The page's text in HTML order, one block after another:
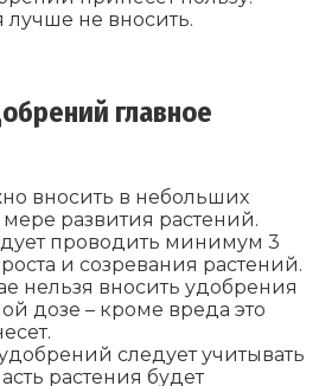
не вносить.
главное
вносить в небольших
мере развития растений.
проводить минимум 3
и созревания растений.
нельзя вносить удобрения
дозе – кроме вреда это
следует учитывать
растения будет